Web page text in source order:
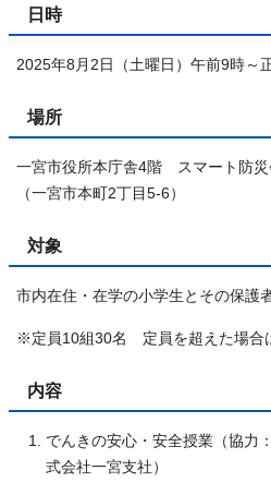
日時
2025年8月2日（土曜日）午前9時～
場所
一宮市役所本庁舎4階 スマート防災
（一宮市本町2丁目5-6）
対象
市内在住・在学の小学生とその保護
※定員10組30名 定員を超えた場合
内容
でんきの安心・安全授業（協力
式会社一宮支社）